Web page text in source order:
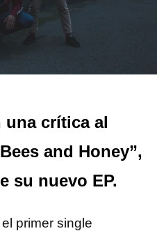
una crítica al
and Honey”,
su nuevo EP.
primer single